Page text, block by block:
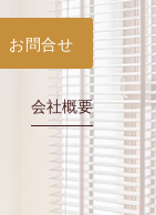
会社概要
お問合せ